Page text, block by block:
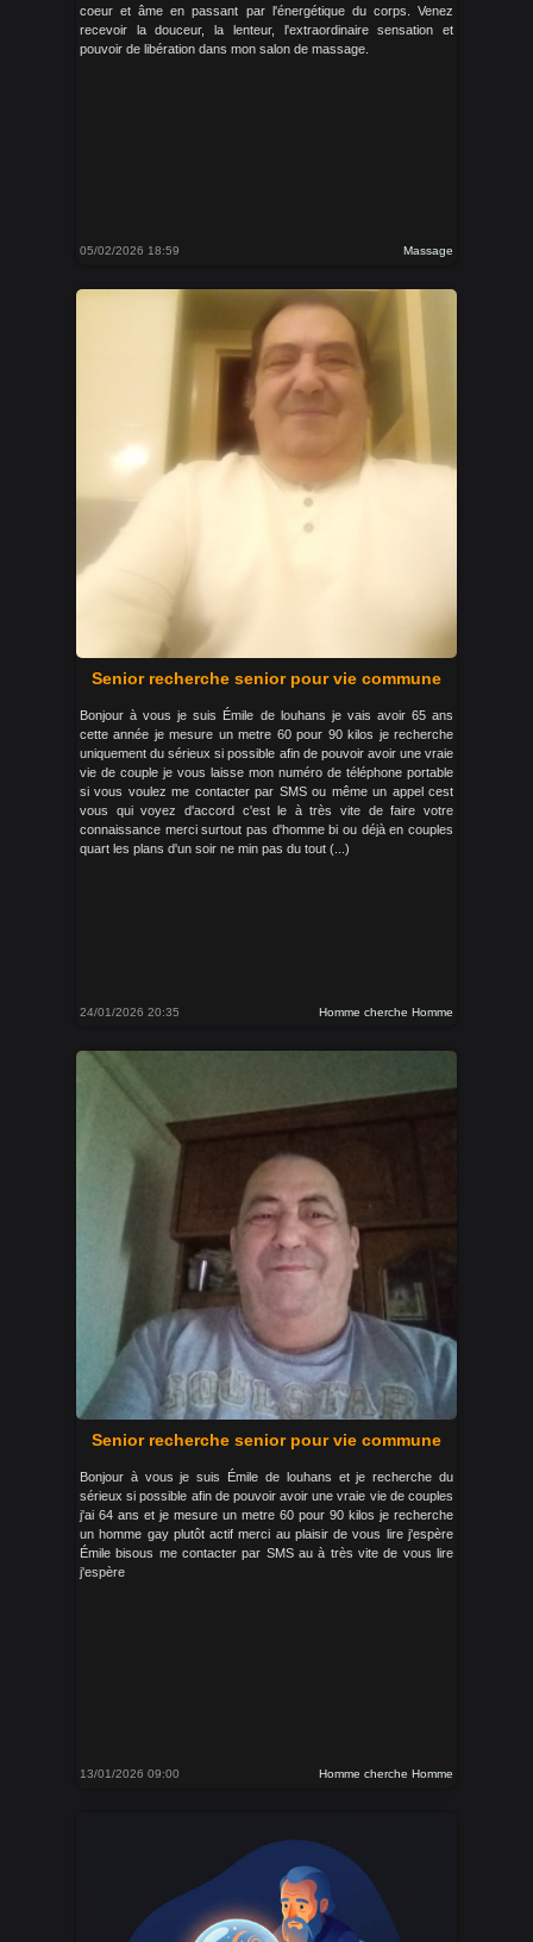
coeur et âme en passant par l'énergétique du corps. Venez
recevoir la douceur, la lenteur, l'extraordinaire sensation et
pouvoir de libération dans mon salon de massage.
05/02/2026 18:59 Massage
Senior recherche senior pour vie commune
Bonjour à vous je suis Émile de louhans je vais avoir 65 ans
cette année je mesure un metre 60 pour 90 kilos je recherche
uniquement du sérieux si possible afin de pouvoir avoir une vraie
vie de couple je vous laisse mon numéro de téléphone portable
si vous voulez me contacter par SMS ou même un appel cest
vous qui voyez d'accord c'est le à très vite de faire votre
connaissance merci surtout pas d'homme bi ou déjà en couples
quart les plans d'un soir ne min pas du tout (...)
24/01/2026 20:35 Homme cherche Homme
Senior recherche senior pour vie commune
Bonjour à vous je suis Émile de louhans et je recherche du
sérieux si possible afin de pouvoir avoir une vraie vie de couples
j'ai 64 ans et je mesure un metre 60 pour 90 kilos je recherche
un homme gay plutôt actif merci au plaisir de vous lire j'espère
Émile bisous me contacter par SMS au à très vite de vous lire
j'espère
13/01/2026 09:00 Homme cherche Homme